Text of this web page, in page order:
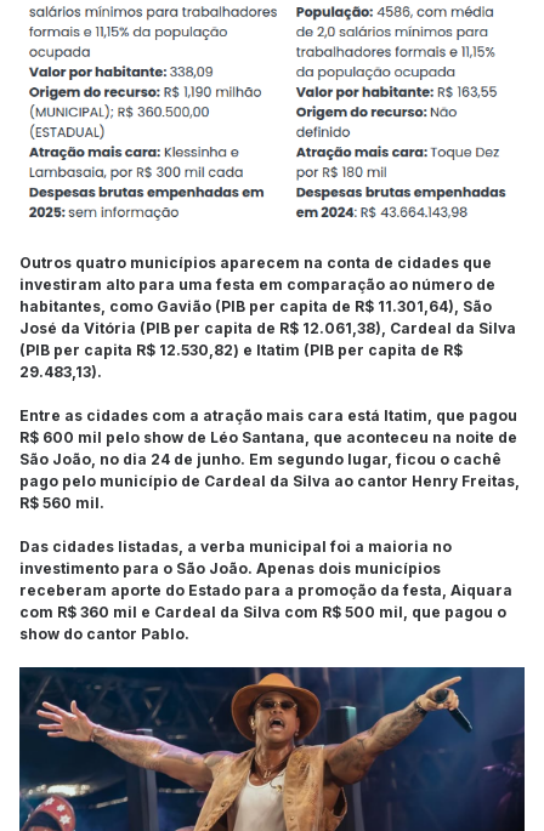
Outros quatro municípios aparecem na conta de cidades que
investiram alto para uma festa em comparação ao número de
habitantes, como Gavião (PIB per capita de R$ 11.301,64), São
José da Vitória (PIB per capita de R$ 12.061,38), Cardeal da Silva
(PIB per capita R$ 12.530,82) e Itatim (PIB per capita de R$
29.483,13).
Entre as cidades com a atração mais cara está Itatim, que pagou
R$ 600 mil pelo show de Léo Santana, que aconteceu na noite de
São João, no dia 24 de junho. Em segundo lugar, ficou o cachê
pago pelo município de Cardeal da Silva ao cantor Henry Freitas,
R$ 560 mil.
Das cidades listadas, a verba municipal foi a maioria no
investimento para o São João. Apenas dois municípios
receberam aporte do Estado para a promoção da festa, Aiquara
com R$ 360 mil e Cardeal da Silva com R$ 500 mil, que pagou o
show do cantor Pablo.